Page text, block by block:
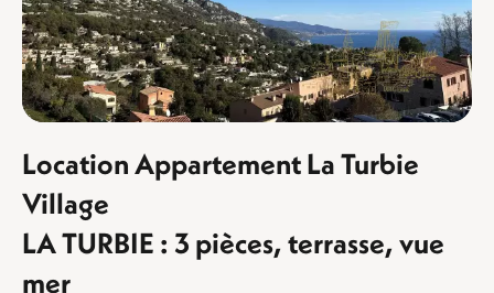
Location Appartement La Turbie
Village
LA TURBIE : 3 pièces, terrasse, vue
mer